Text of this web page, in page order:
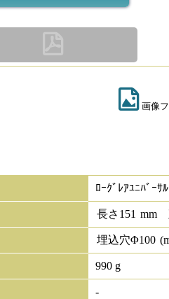
画像
ﾛｰｸﾞﾚｱﾕﾆﾊﾞｰｻ
長さ 151 mm
埋込穴Φ100
990 g
-